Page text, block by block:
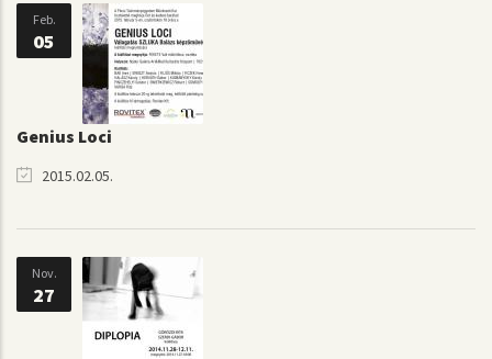
Feb.
05
Genius Loci
2015.02.05.
Nov.
27